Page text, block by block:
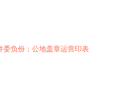
委负份；公地盖章运营印表